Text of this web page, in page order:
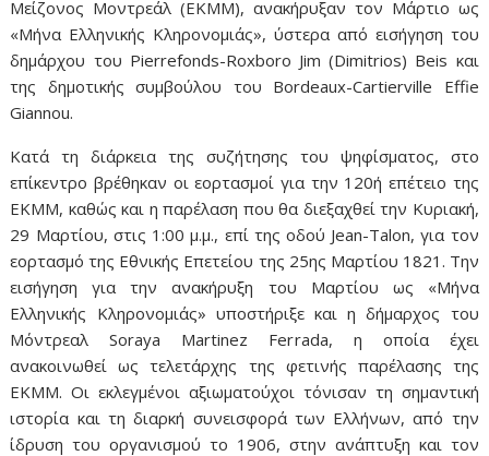
Μείζονος Μοντρεάλ (ΕΚΜΜ), ανακήρυξαν τον Μάρτιο ως
«Μήνα Ελληνικής Κληρονομιάς», ύστερα από εισήγηση του
δημάρχου του Pierrefonds-Roxboro Jim (Dimitrios) Beis και
της δημοτικής συμβούλου του Bordeaux-Cartierville Effie
Giannou.
Κατά τη διάρκεια της συζήτησης του ψηφίσματος, στο
επίκεντρο βρέθηκαν οι εορτασμοί για την 120ή επέτειο της
ΕΚΜΜ, καθώς και η παρέλαση που θα διεξαχθεί την Κυριακή,
29 Μαρτίου, στις 1:00 μ.μ., επί της οδού Jean-Talon, για τον
εορτασμό της Εθνικής Επετείου της 25ης Μαρτίου 1821. Την
εισήγηση για την ανακήρυξη του Μαρτίου ως «Μήνα
Ελληνικής Κληρονομιάς» υποστήριξε και η δήμαρχος του
Μόντρεαλ Soraya Martinez Ferrada, η οποία έχει
ανακοινωθεί ως τελετάρχης της φετινής παρέλασης της
ΕΚΜΜ. Οι εκλεγμένοι αξιωματούχοι τόνισαν τη σημαντική
ιστορία και τη διαρκή συνεισφορά των Ελλήνων, από την
ίδρυση του οργανισμού το 1906, στην ανάπτυξη και τον